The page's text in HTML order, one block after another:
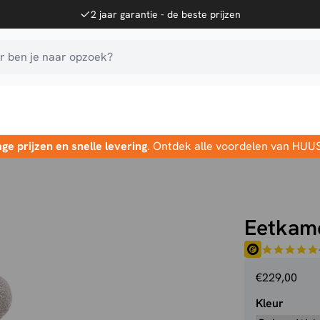
2 jaar garantie - de beste prijzen
ben je naar opzoek?
prijzen en snelle levering. Ontdek alle voordelen van
€229,00
Kleur